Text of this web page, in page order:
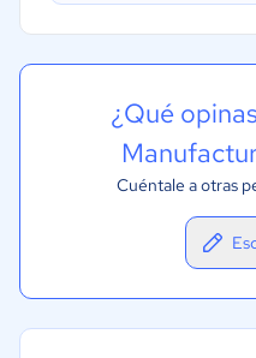
¿Qué
Cuéntale a otras